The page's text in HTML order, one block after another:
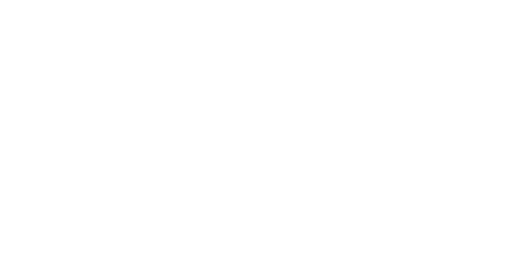
antes del inicio de LaLiga
FC
Isi Palazón
Femenino para la 2026/27
choque ante el Bayer Leverkusen
de Iker Luque
y se refleje en el campo"
podemos tirar para delante y trabajamos con ilusión